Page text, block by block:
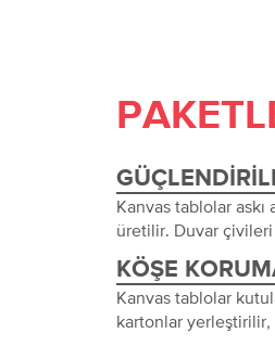
Kanvas tablolar
üretilir. Duvar
KÖŞE
Kanvas tablolar
kartonlar yerleştirilir,